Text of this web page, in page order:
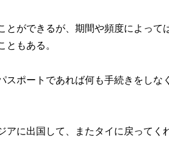
とができるが、期間や頻度によっ
ともある。
スポートであれば何も手続きをしな
に出国して、またタイに戻ってく